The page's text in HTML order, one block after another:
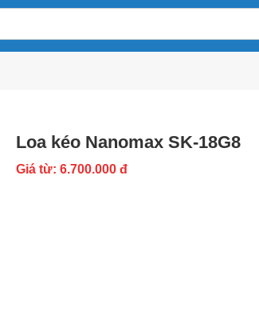
Loa kéo Nanomax SK-18G8
Giá từ: 6.700.000 đ